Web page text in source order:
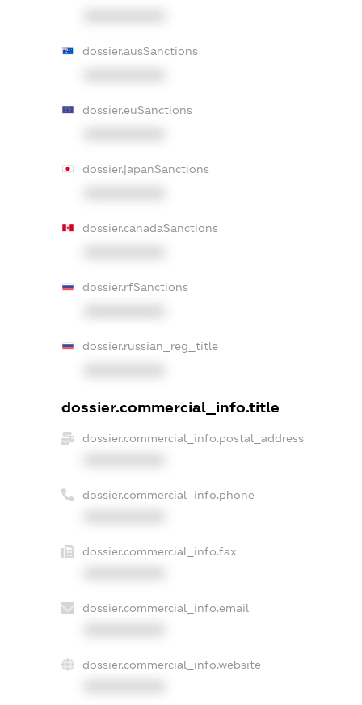
dossier.ausSanctions
dossier.euSanctions
dossier.japanSanctions
dossier.canadaSanctions
dossier.rfSanctions
dossier.russian_reg_title
dossier.commercial_info.title
dossier.commercial_info.postal_address
dossier.commercial_info.phone
dossier.commercial_info.fax
dossier.commercial_info.email
dossier.commercial_info.website